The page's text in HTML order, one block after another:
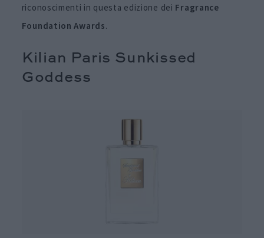
riconoscimenti in questa edizione dei Fragrance
Foundation Awards.
Kilian Paris Sunkissed
Goddess